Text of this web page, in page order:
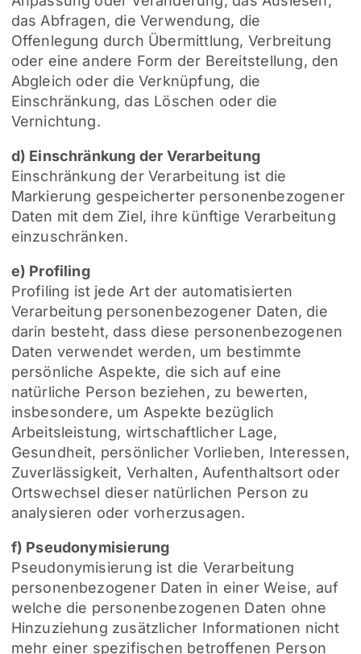
das Abfragen, die Verwendung, die
Offenlegung durch Übermittlung, Verbreitung
oder eine andere Form der Bereitstellung, den
Abgleich oder die Verknüpfung, die
Einschränkung, das Löschen oder die
Vernichtung.
d) Einschränkung der Verarbeitung
Einschränkung der Verarbeitung ist die
Markierung gespeicherter personenbezogener
Daten mit dem Ziel, ihre künftige Verarbeitung
einzuschränken.
e) Profiling
Profiling ist jede Art der automatisierten
Verarbeitung personenbezogener Daten, die
darin besteht, dass diese personenbezogenen
Daten verwendet werden, um bestimmte
persönliche Aspekte, die sich auf eine
natürliche Person beziehen, zu bewerten,
insbesondere, um Aspekte bezüglich
Arbeitsleistung, wirtschaftlicher Lage,
Gesundheit, persönlicher Vorlieben, Interessen,
Zuverlässigkeit, Verhalten, Aufenthaltsort oder
Ortswechsel dieser natürlichen Person zu
analysieren oder vorherzusagen.
f) Pseudonymisierung
Pseudonymisierung ist die Verarbeitung
personenbezogener Daten in einer Weise, auf
welche die personenbezogenen Daten ohne
Hinzuziehung zusätzlicher Informationen nicht
mehr einer spezifischen betroffenen Person